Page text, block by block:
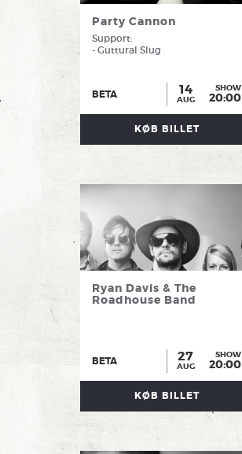
Party Cannon
Support:
- Guttural Slug
BETA 14
AUG
SHOW
20:00
KØB BILLET
Ryan Davis & The
Roadhouse Band
BETA 27
AUG
SHOW
20:00
KØB BILLET